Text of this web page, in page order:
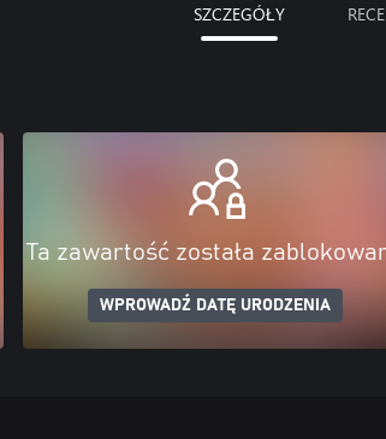
SZCZEGÓŁY
Ta zawartość została
WPROWADŹ DATĘ URODZENIA